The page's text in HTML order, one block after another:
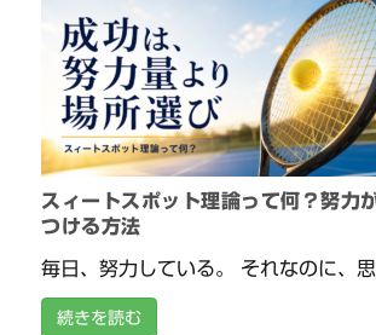
スィートスポット理論って何？努力
つける方法
毎日、努力している。 それなのに、
続きを読む